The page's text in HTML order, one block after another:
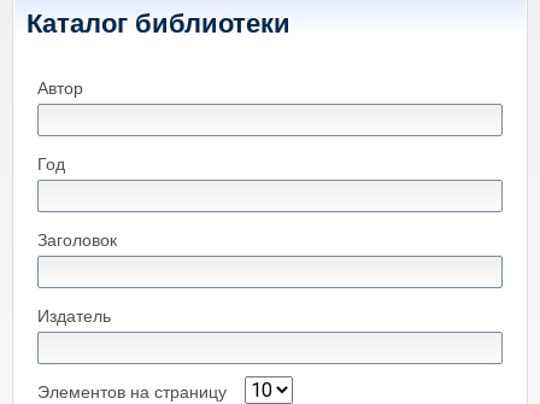
Каталог библиотеки
Автор
Год
Заголовок
Издатель
Элементов на страницу